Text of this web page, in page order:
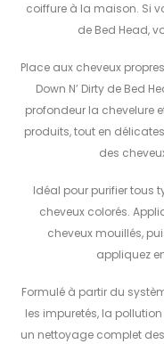
coiffure à la maison. Si
de Bed Head,
Place aux cheveux
Down N’ Dirty de Bed
profondeur la chevelure
produits, tout en
des
Idéal pour purifier tous
cheveux colorés.
cheveux mouillés,
appliquez
Formulé à partir du
les impuretés, la
un nettoyage complet